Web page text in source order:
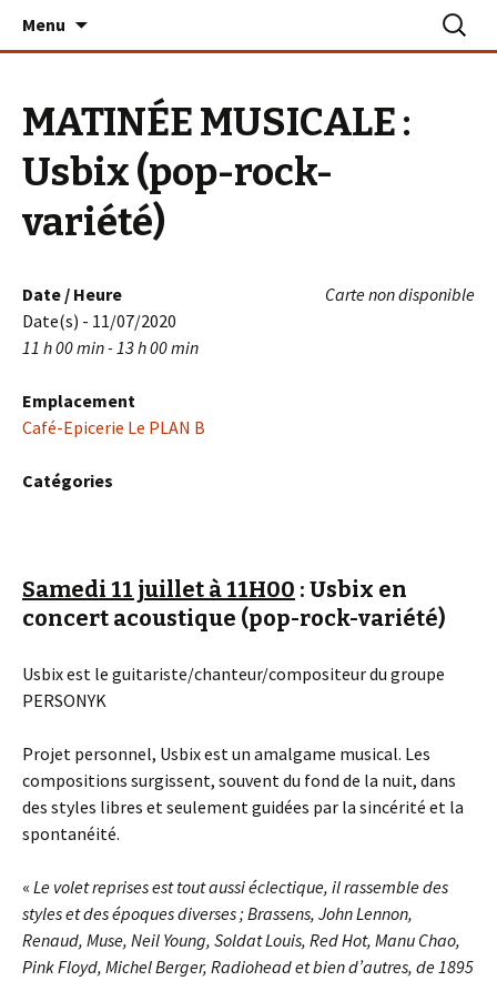
Le PLAN B – La Turballe
Menu
MATINÉE MUSICALE :
Usbix (pop-rock-
variété)
Carte non disponible
Date / Heure
Date(s) - 11/07/2020
11 h 00 min - 13 h 00 min
Emplacement
Café-Epicerie Le PLAN B
Catégories
Samedi 11 juillet à 11H00 : Usbix en
concert acoustique (pop-rock-variété)
Usbix est le guitariste/chanteur/compositeur du groupe
PERSONYK
Projet personnel, Usbix est un amalgame musical. Les
compositions surgissent, souvent du fond de la nuit, dans
des styles libres et seulement guidées par la sincérité et la
spontanéité.
« Le volet reprises est tout aussi éclectique, il rassemble des
styles et des époques diverses ; Brassens, John Lennon,
Renaud, Muse, Neil Young, Soldat Louis, Red Hot, Manu Chao,
Pink Floyd, Michel Berger, Radiohead et bien d’autres, de 1895